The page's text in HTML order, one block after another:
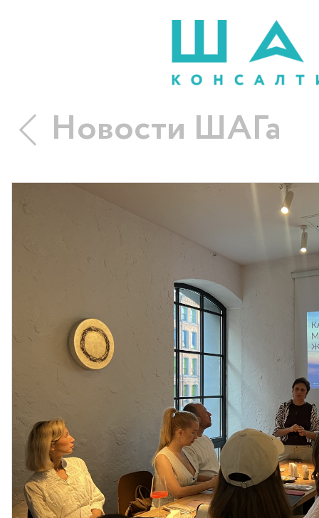
Новости ШАГа